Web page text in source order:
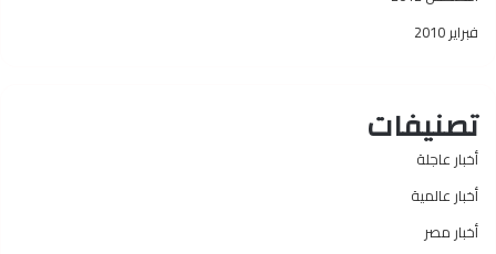
فبراير 2010
تصنيفات
أخبار عاجلة
أخبار عالمية
أخبار مصر